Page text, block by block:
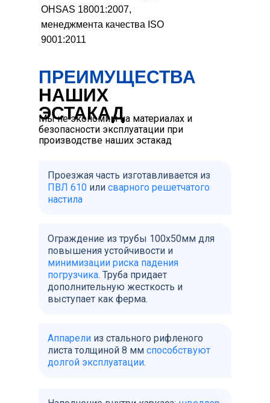
OHSAS 18001:2007,
менеджмента качества ISO
9001:2011
ПРЕИМУЩЕСТВА
НАШИХ
ЭСТАКАД
Мы не экономим на материалах и
безопасности эксплуатации при
производстве наших эстакад
Ограждение из трубы 100х50мм для
повышения устойчивости и
минимизации риска падения
погрузчика. Труба придает
дополнительную жесткость и
выступает как ферма.
Аппарели из стального рифленого
листа толщиной 8 мм способствуют
долгой эксплуатации.
Проезжая часть изготавливается из
ПВЛ 610 или сварного решетчатого
настила